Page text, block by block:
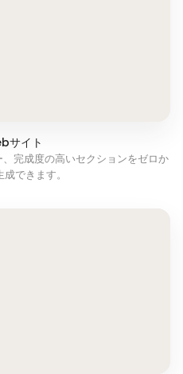
サイト
完成度の高いセクションをゼロか
できます。